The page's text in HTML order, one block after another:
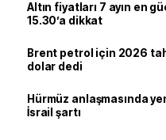
Altın fiyatları 7 ayın en
15.30’a dikkat
Brent petrol için 2026
dolar dedi
Hürmüz anlaşmasında
İsrail şartı